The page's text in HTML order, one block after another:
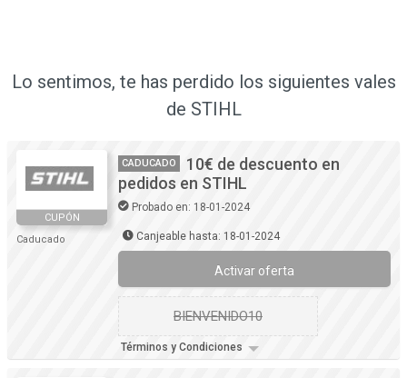
Lo sentimos, te has perdido los siguientes vales
de STIHL
CUPÓN
Caducado
CADUCADO
10€ de descuento en
pedidos en STIHL
Probado en: 18-01-2024
Canjeable hasta: 18-01-2024
Activar oferta
BIENVENIDO10
Términos y Condiciones